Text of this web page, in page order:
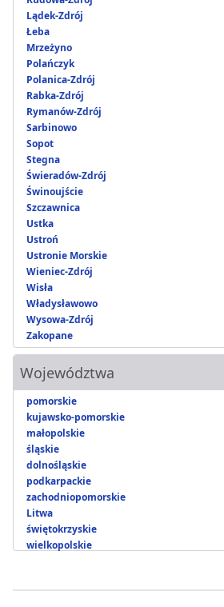
Lądek-Zdrój
Łeba
Mrzeżyno
Polańczyk
Polanica-Zdrój
Rabka-Zdrój
Rymanów-Zdrój
Sarbinowo
Sopot
Stegna
Świeradów-Zdrój
Świnoujście
Szczawnica
Ustka
Ustroń
Ustronie Morskie
Wieniec-Zdrój
Wisła
Władysławowo
Wysowa-Zdrój
Zakopane
Województwa
pomorskie
kujawsko-pomorskie
małopolskie
śląskie
dolnośląskie
podkarpackie
zachodniopomorskie
Litwa
świętokrzyskie
wielkopolskie